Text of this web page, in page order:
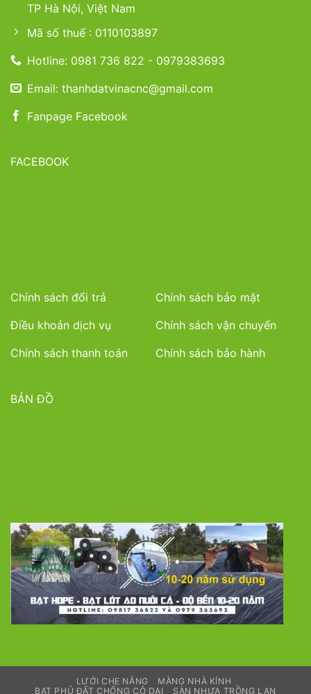
TP Hà Nội, Việt Nam
Mã số thuế : 0110103897
Hotline: 0981 736 822 - 0979383693
Email: thanhdatvinacnc@gmail.com
Fanpage Facebook
FACEBOOK
Chính sách đổi trả
Chính sách bảo mật
Điều khoản dịch vụ
Chính sách vận chuyển
Chính sách thanh toán
Chính sách bảo hành
BẢN ĐỒ
LƯỚI CHE NẮNG
MÀNG NHÀ KÍNH
BẠT PHỦ ĐẤT CHỐNG CỎ DẠI
SÀN NHỰA TRỒNG LAN